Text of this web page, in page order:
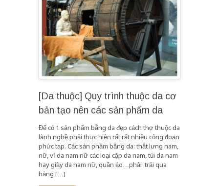
[Da thuộc] Quy trình thuộc da cơ
bản tạo nên các sản phẩm da
Để có 1 sản phẩm bằng da đẹp cách thợ thuộc da
lành nghề phải thực hiện rất rất nhiều công đoạn
phức tạp. Các sản phầm bằng da: thắt lưng nam,
nữ, ví da nam nữ các loại cặp da nam, túi da nam
hay giày da nam nữ, quần áo…phải trải qua
hàng […]